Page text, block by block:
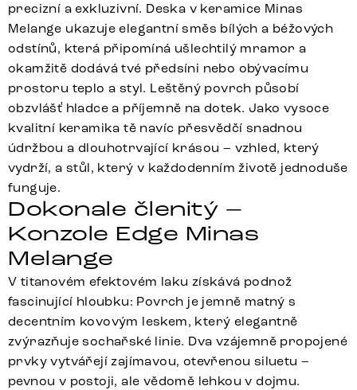
precizní a exkluzivní. Deska v keramice Minas
Melange ukazuje elegantní směs bílých a béžových
odstínů, která připomíná ušlechtilý mramor a
okamžitě dodává tvé předsíni nebo obývacímu
prostoru teplo a styl. Leštěný povrch působí
obzvlášť hladce a příjemně na dotek. Jako vysoce
kvalitní keramika tě navíc přesvědčí snadnou
údržbou a dlouhotrvající krásou – vzhled, který
vydrží, a stůl, který v každodenním životě jednoduše
funguje.
Dokonale členitý –
Konzole Edge Minas
Melange
V titanovém efektovém laku získává podnož
fascinující hloubku: Povrch je jemně matný s
decentním kovovým leskem, který elegantně
zvýrazňuje sochařské linie. Dva vzájemně propojené
prvky vytvářejí zajímavou, otevřenou siluetu –
pevnou v postoji, ale vědomě lehkou v dojmu.